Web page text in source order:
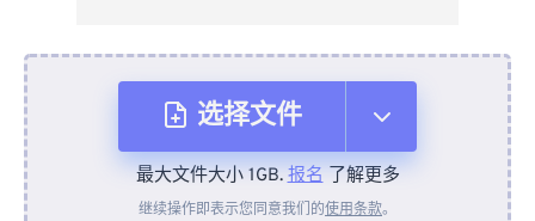
选择文件
从设备
最大文件大小 1GB.报名了解更多
继续操作即表示您同意我们的使用条款。